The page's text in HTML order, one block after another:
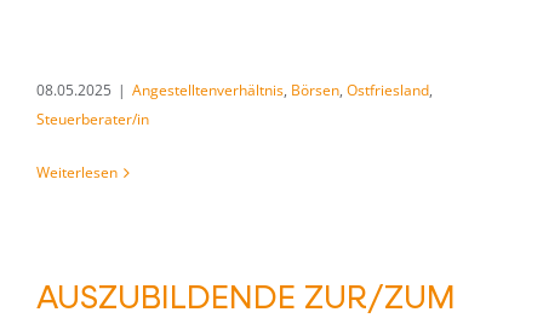
08.05.2025 | Angestelltenverhältnis, Börsen, Ostfriesland,
Steuerberater/in
Weiterlesen
AUSZUBILDENDE ZUR/ZUM